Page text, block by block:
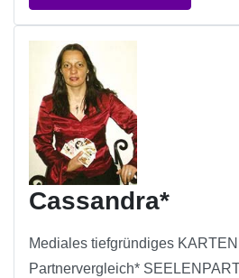
Cassandra*
Mediales tiefgründiges
Partnervergleich*